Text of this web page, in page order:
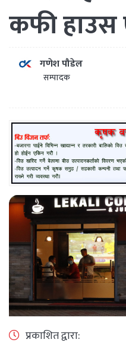
कफी हाउस
गणेश पौडेल
सम्पादक
प्रकाशित द्वारा: